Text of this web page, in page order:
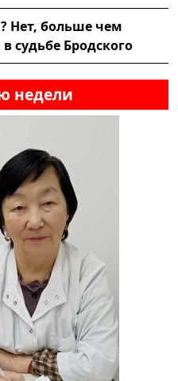
Нет, больше чем
судьбе Бродского
недели